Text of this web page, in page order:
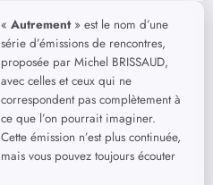
« Autrement» est le nom d’une
série d’émissions de rencontres,
proposée par Michel BRISSAUD,
avec celles et ceux qui ne
correspondent pas complètement à
ce que l’on pourrait imaginer.
Cette émission n’est plus continuée,
mais vous pouvez toujours écouter